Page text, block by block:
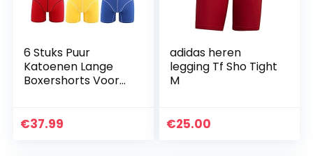
6 Stuks Puur
Katoenen Lange
Boxershorts Voor
Sportrijden XL/Wit,
€37.99
adidas heren
legging Tf Sho Tight
M
€25.00